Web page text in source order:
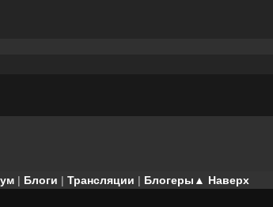
▲ Наверх
| Блоги | Трансляции | Блогеры